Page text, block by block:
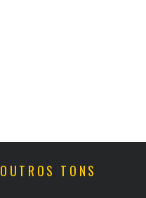
OUTROS TONS